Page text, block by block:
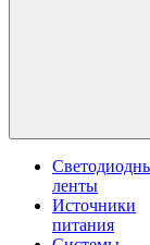
ленты
Источники
питания